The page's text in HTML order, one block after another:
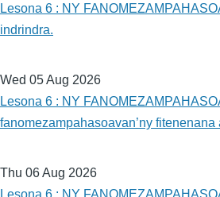
Lesona 6 : NY
indrindra.
Wed 05 Aug 2026
Lesona 6 : NY
fanomezampahasoavan’ny fitenenana
Thu 06 Aug 2026